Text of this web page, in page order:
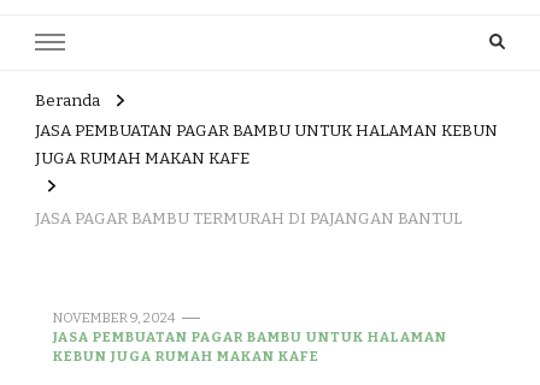
PAGAR BAMBU WULUNG
ATAU BAMBU HITAM
Beranda
JASA PEMBUATAN PAGAR BAMBU UNTUK HALAMAN KEBUN
JUGA RUMAH MAKAN KAFE
JASA PAGAR BAMBU TERMURAH DI PAJANGAN BANTUL
NOVEMBER 9, 2024
JASA PEMBUATAN PAGAR BAMBU UNTUK HALAMAN
KEBUN JUGA RUMAH MAKAN KAFE